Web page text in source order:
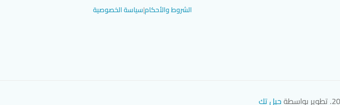
الشروط والأحكام|سياسة الخصوصية
جيل تك